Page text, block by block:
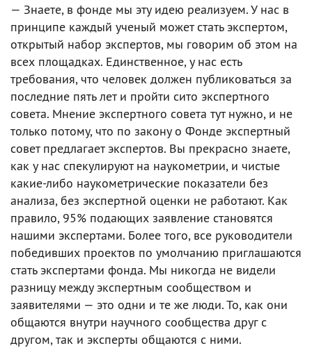
— Знаете, в фонде мы эту идею реализуем. У нас в
принципе каждый ученый может стать экспертом,
открытый набор экспертов, мы говорим об этом на
всех площадках. Единственное, у нас есть
требования, что человек должен публиковаться за
последние пять лет и пройти сито экспертного
совета. Мнение экспертного совета тут нужно, и не
только потому, что по закону о Фонде экспертный
совет предлагает экспертов. Вы прекрасно знаете,
как у нас спекулируют на наукометрии, и чистые
какие-либо наукометрические показатели без
анализа, без экспертной оценки не работают. Как
правило, 95% подающих заявление становятся
нашими экспертами. Более того, все руководители
победивших проектов по умолчанию приглашаются
стать экспертами фонда. Мы никогда не видели
разницу между экспертным сообществом и
заявителями — это одни и те же люди. То, как они
общаются внутри научного сообщества друг с
другом, так и эксперты общаются с ними.